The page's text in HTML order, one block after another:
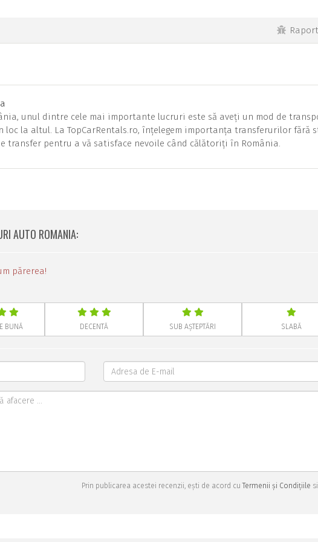
unul dintre cele mai importante lucruri este să aveți un mod de
loc la altul. La TopCarRentals.ro, înțelegem importanța transferurilor fără
transfer pentru a vă satisface nevoile când călătoriți în România.
AUTO ROMANIA:
părerea!
BUNĂ DECENTĂ SUB AȘTEPTĂRI SLABĂ
Prin publicarea acestei recenzii, ești de acord cuTermenii și Condițiile